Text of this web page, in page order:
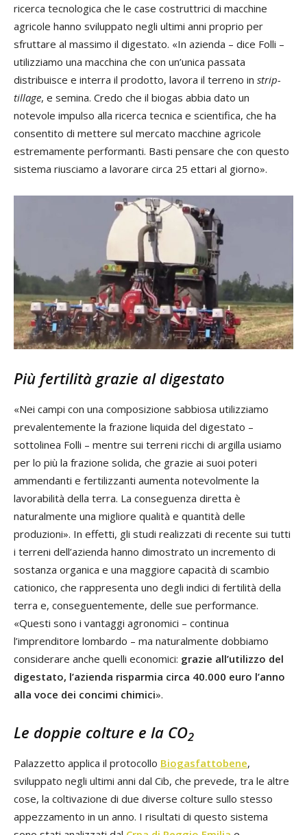
ricerca tecnologica che le case costruttrici di macchine
agricole hanno sviluppato negli ultimi anni proprio per
sfruttare al massimo il digestato. «In azienda – dice Folli –
utilizziamo una macchina che con un’unica passata
distribuisce e interra il prodotto, lavora il terreno in strip-
tillage, e semina. Credo che il biogas abbia dato un
notevole impulso alla ricerca tecnica e scientifica, che ha
consentito di mettere sul mercato macchine agricole
estremamente performanti. Basti pensare che con questo
sistema riusciamo a lavorare circa 25 ettari al giorno».
Più fertilità grazie al digestato
«Nei campi con una composizione sabbiosa utilizziamo
prevalentemente la frazione liquida del digestato –
sottolinea Folli – mentre sui terreni ricchi di argilla usiamo
per lo più la frazione solida, che grazie ai suoi poteri
ammendanti e fertilizzanti aumenta notevolmente la
lavorabilità della terra. La conseguenza diretta è
naturalmente una migliore qualità e quantità delle
produzioni». In effetti, gli studi realizzati di recente sui tutti
i terreni dell’azienda hanno dimostrato un incremento di
sostanza organica e una maggiore capacità di scambio
cationico, che rappresenta uno degli indici di fertilità della
terra e, conseguentemente, delle sue performance.
«Questi sono i vantaggi agronomici – continua
l’imprenditore lombardo – ma naturalmente dobbiamo
considerare anche quelli economici: grazie all’utilizzo del
digestato, l’azienda risparmia circa 40.000 euro l’anno
alla voce dei concimi chimici».
Le doppie colture e la CO2
Palazzetto applica il protocollo Biogasfattobene,
sviluppato negli ultimi anni dal Cib, che prevede, tra le altre
cose, la coltivazione di due diverse colture sullo stesso
appezzamento in un anno. I risultati di questo sistema